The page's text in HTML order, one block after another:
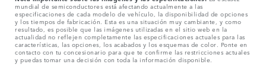
mundial de semiconductores está afectando actualmente a las
especificaciones de cada modelo de vehículo, la disponibilidad de opciones
y los tiempos de fabricación. Esta es una situación muy cambiante, y como
resultado, es posible que las imágenes utilizadas en el sitio web en la
actualidad no reflejen completamente las especificaciones actuales para las
características, las opciones, los acabados y los esquemas de color. Ponte en
contacto con tu concesionario para que te confirme las restricciones actuales
y puedas tomar una decisión con toda la información disponible.